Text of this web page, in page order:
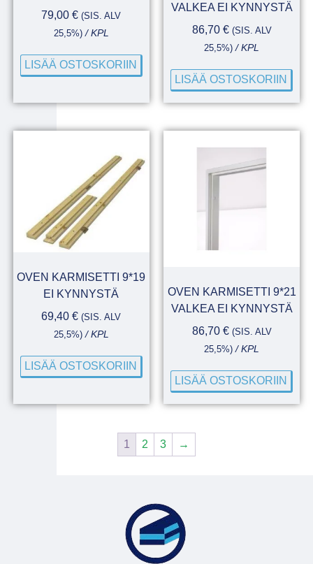
79,00€ (SIS. ALV
25,5%)/ KPL
LISÄÄ OSTOSKORIIN
VALKEA EI KYNNYSTÄ
86,70 € (SIS. ALV
25,5%) / KPL
LISÄÄ OSTOSKORIIN
OVEN KARMISETTI 9*19
EI KYNNYSTÄ
69,40€ (SIS. ALV
25,5%)/ KPL
LISÄÄ OSTOSKORIIN
OVEN KARMISETTI 9*21
VALKEA EI KYNNYSTÄ
86,70 € (SIS. ALV
25,5%) / KPL
LISÄÄ OSTOSKORIIN
1 2 3 →